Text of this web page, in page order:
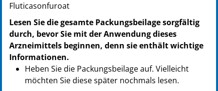
NTIN: 04150024259796
Fluticasonfuroat
Lesen Sie die gesamte Packungsbeilage sorgfältig
durch, bevor Sie mit der Anwendung dieses
Arzneimittels beginnen, denn sie enthält wichtige
Informationen.
Heben Sie die Packungsbeilage auf. Vielleicht
möchten Sie diese später nochmals lesen.